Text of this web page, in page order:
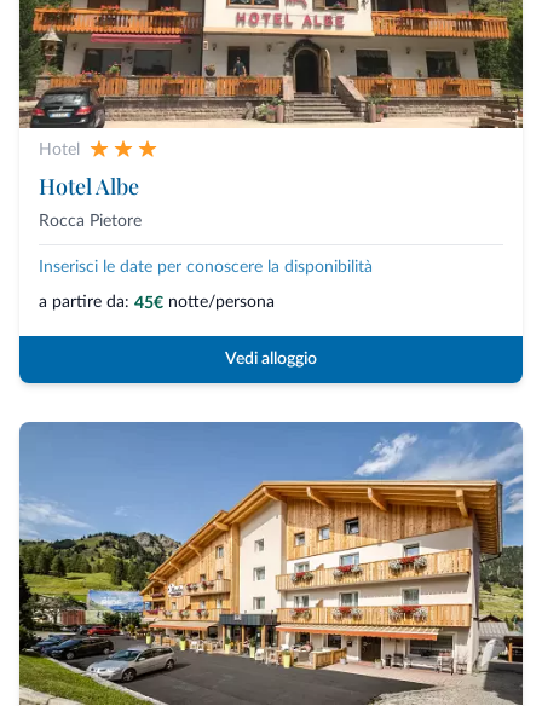
Hotel
Hotel Albe
Rocca Pietore
Inserisci le date per conoscere la disponibilità
a partire da: 45€ notte/persona
Vedi alloggio